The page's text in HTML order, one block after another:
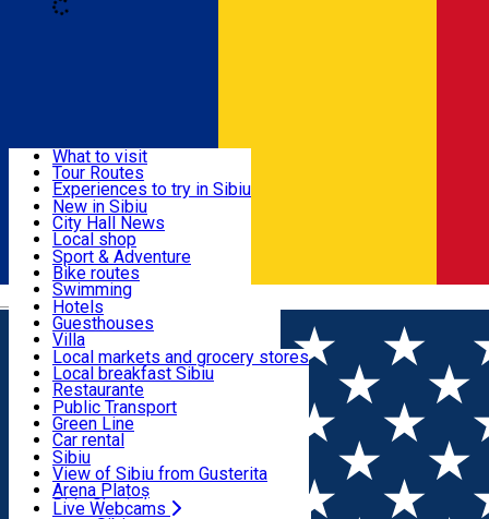
Română
Useful info
Activities & Adventure
Accommodation
Food, Drinks & Nightlife
Transport & Parking
Live Webcams
What to visit
Tour Routes
Experiences to try in Sibiu
Podcast
Culture
Museums
Churches
Parks, Zoo
County of Sibiu
New in Sibiu
City Hall News
Local shop
Sibiu artisans
Sibiul Verde
Public services
Education
How do I get to Sibiu
Tourist Info
Tour Guides
Guided tours
Publicații locale
Beauty salons
Sport & Adventure
Bike routes
Swimming
Riding
Indoor activities
Loc de joacă indoor
Loc de joacă outdoor
Ski
Ice skating
Yoga
Hotels
Guesthouses
Villa
Hostels
Motel
Camping
Renting rooms
Rooms for rent
Accommodation outside Sibiu
Local markets and grocery stores
Local breakfast Sibiu
Restaurante
Pizza
Fast Food
Coffee
Sweets
Pub, Bar
Night clubs
Bakeries
Public Transport
Green Line
Car rental
Rent a bike
Scooter rentals
Taxi
Ride Sharing
Sibiu
View of Sibiu from Gusterita
Arena Platoș
Live Webcams